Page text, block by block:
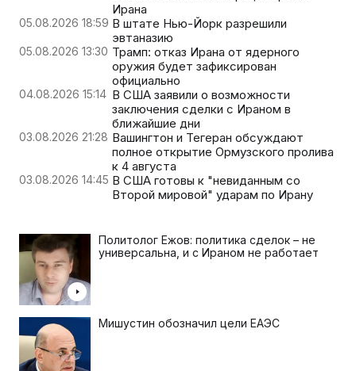
Ирана
05.08.2026 18:59 В штате Нью-Йорк разрешили
эвтаназию
05.08.2026 13:30 Трамп: отказ Ирана от ядерного
оружия будет зафиксирован
официально
04.08.2026 15:14 В США заявили о возможности
заключения сделки с Ираном в
ближайшие дни
03.08.2026 21:28 Вашингтон и Тегеран обсуждают
полное открытие Ормузского пролива
к 4 августа
03.08.2026 14:45 В США готовы к "невиданным со
Второй мировой" ударам по Ирану
Политолог Ежов: политика сделок – не
универсальна, и с Ираном не работает
Мишустин обозначил цели ЕАЭС